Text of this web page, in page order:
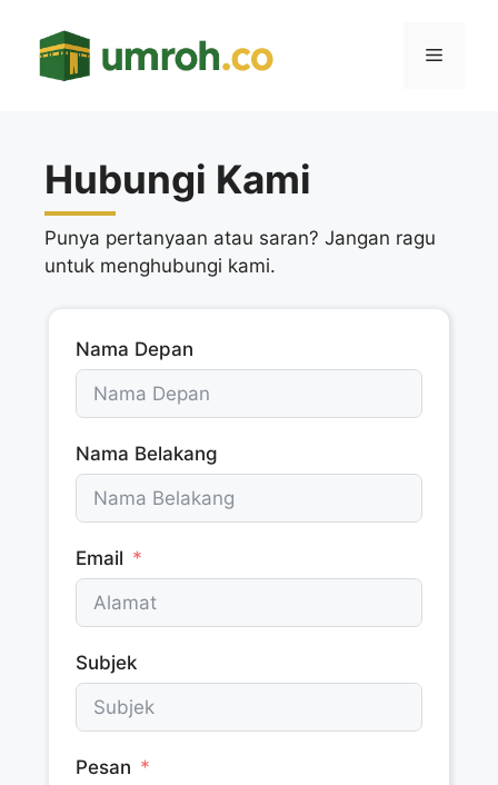
Menu
Hubungi Kami
Punya pertanyaan atau saran? Jangan ragu
untuk menghubungi kami.
Nama Depan
Nama Belakang
Email
Subjek
Pesan